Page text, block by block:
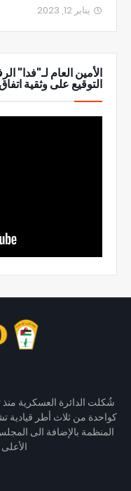
يناير 12, 2023
الأمين العام لـ"فدا"
التوقيع على وثقية
شُكلت الدائرة العسكرية
كواحدة من ثلاث أطر قيادية
المنظمة بالإضافة الى